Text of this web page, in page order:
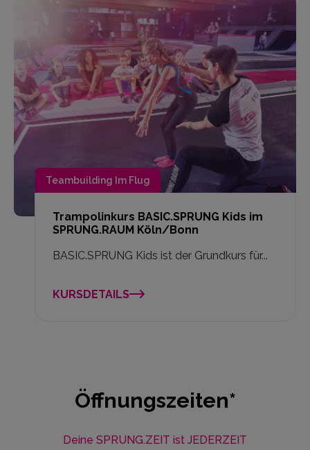
Teambuilding Im Flug
Trampolinkurs BASIC.SPRUNG Kids im
SPRUNG.RAUM Köln/Bonn
BASIC.SPRUNG Kids ist der Grundkurs für...
KURSDETAILS
Öffnungszeiten*
Deine SPRUNG.ZEIT ist JEDERZEIT